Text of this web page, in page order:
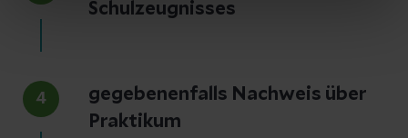
Schulzeugnisses
4
gegebenenfalls Nachweis über
Praktikum